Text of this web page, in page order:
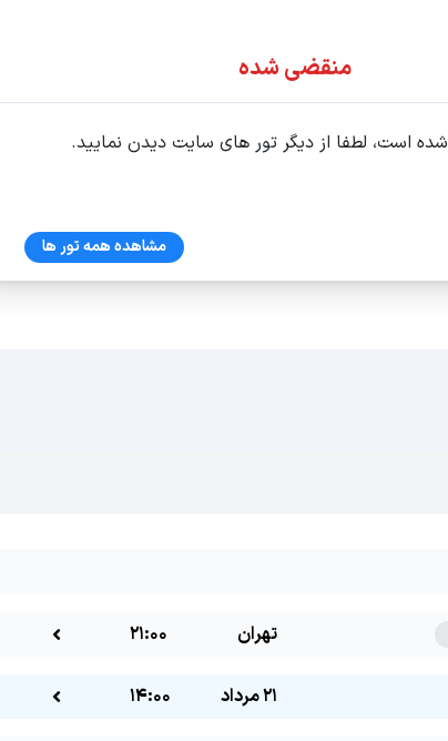
تهران 21:00
21 مرداد 14:00
منقضی شده
است، لطفا از دیگر تور های سایت دیدن نمایید.
مشاهده همه تور ها